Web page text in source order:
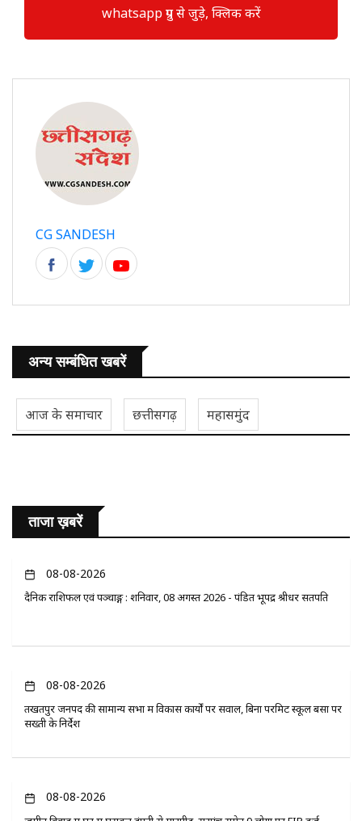
whatsapp ग्रुप से जुड़े, क्लिक करें
CG SANDESH
अन्य सम्बंधित खबरें
आज के समाचार छत्तीसगढ़ महासमुंद
ताजा ख़बरें
08-08-2026
दैनिक राशिफल एवं पञ्चाङ्ग : शनिवार, 08 अगस्त 2026 - पंडित भूपेंद्र श्रीधर सतपति
08-08-2026
तखतपुर जनपद की सामान्य सभा में विकास कार्यों पर सवाल, बिना परमिट स्कूल बसों पर
सख्ती के निर्देश
08-08-2026